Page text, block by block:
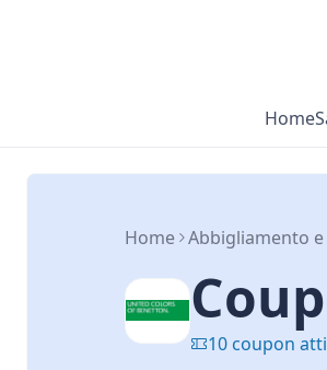
Home
Home Abbigliamento e
10 coupon